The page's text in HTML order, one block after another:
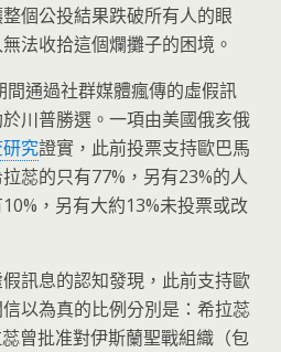
個公投結果跌破所有人的眼
法收拾這個爛攤子的困境。
通過社群媒體瘋傳的虛假訊
川普勝選。一項由美國俄亥俄
究證實，此前投票支持歐巴馬
蕊的只有77%，另有23%的人
10%，另有大約13%未投票或改
訊息的認知發現，此前支持歐
以為真的比例分別是：希拉蕊
曾批准對伊斯蘭聖戰組織（包